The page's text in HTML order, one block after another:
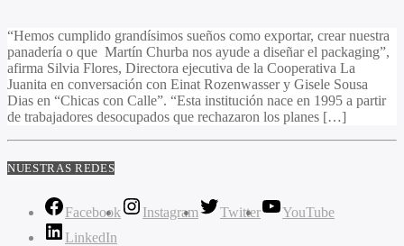
“Hemos cumplido grandísimos sueños como exportar, crear nuestra
panadería o que Martín Churba nos ayude a diseñar el packaging”,
afirma Silvia Flores, Directora ejecutiva de la Cooperativa La
Juanita en conversación con Einat Rozenwasser y Gisele Sousa
Dias en “Chicas con Calle”. “Esta institución nace en 1995 a partir
de trabajadores desocupados que rechazaron los planes […]
NUESTRAS REDES
Facebook Instagram Twitter
YouTube
LinkedIn